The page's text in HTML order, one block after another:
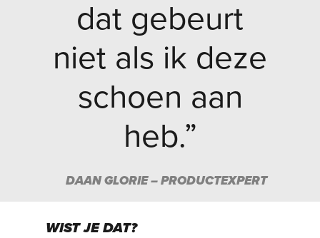
dat gebeurt
niet als ik deze
schoen aan
heb.”
DAAN GLORIE – PRODUCTEXPERT
WIST JE DAT?